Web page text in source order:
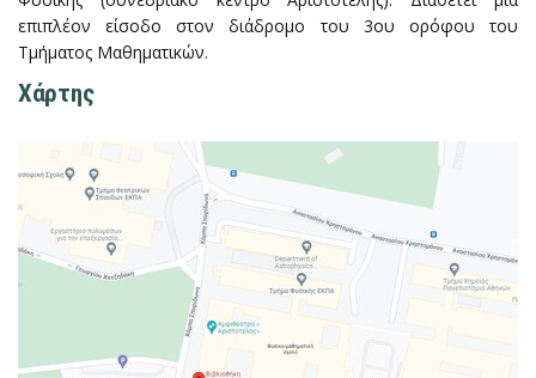
επιπλέον είσοδο στον διάδρομο του 3ου ορόφου του
Τμήματος Μαθηματικών.
Χάρτης